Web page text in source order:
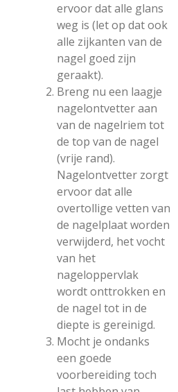
ervoor dat alle glans
weg is (let op dat ook
alle zijkanten van de
nagel goed zijn
geraakt).
Breng nu een laagje
nagelontvetter aan
van de nagelriem tot
de top van de nagel
(vrije rand).
Nagelontvetter zorgt
ervoor dat alle
overtollige vetten van
de nagelplaat worden
verwijderd, het vocht
van het
nageloppervlak
wordt onttrokken en
de nagel tot in de
diepte is gereinigd.
Mocht je ondanks
een goede
voorbereiding toch